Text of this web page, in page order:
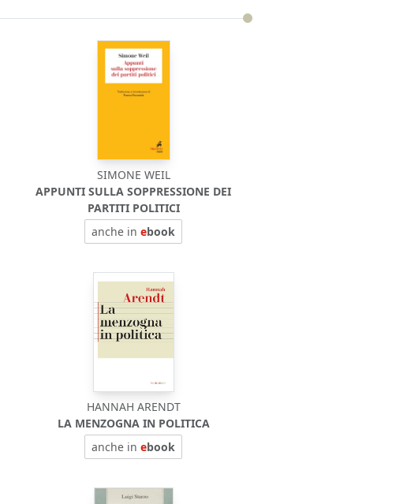
SIMONE WEIL
APPUNTI SULLA SOPPRESSIONE DEI
PARTITI POLITICI
anche inebook
HANNAH ARENDT
LA MENZOGNA IN POLITICA
anche inebook